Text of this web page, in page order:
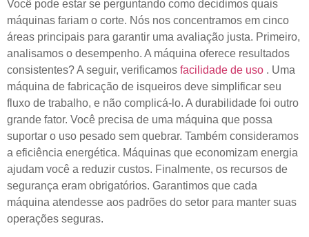
Você pode estar se perguntando como decidimos quais
máquinas fariam o corte. Nós nos concentramos em cinco
áreas principais para garantir uma avaliação justa. Primeiro,
analisamos o desempenho. A máquina oferece resultados
consistentes? A seguir, verificamos facilidade de uso . Uma
máquina de fabricação de isqueiros deve simplificar seu
fluxo de trabalho, e não complicá-lo. A durabilidade foi outro
grande fator. Você precisa de uma máquina que possa
suportar o uso pesado sem quebrar. Também consideramos
a eficiência energética. Máquinas que economizam energia
ajudam você a reduzir custos. Finalmente, os recursos de
segurança eram obrigatórios. Garantimos que cada
máquina atendesse aos padrões do setor para manter suas
operações seguras.